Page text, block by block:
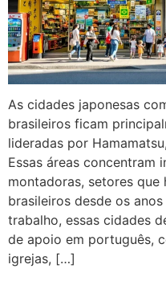
As cidades japonesas
brasileiros ficam
lideradas por
Essas áreas concentram
montadoras, setores
brasileiros desde os
trabalho, essas cidades
de apoio em português,
igrejas, […]